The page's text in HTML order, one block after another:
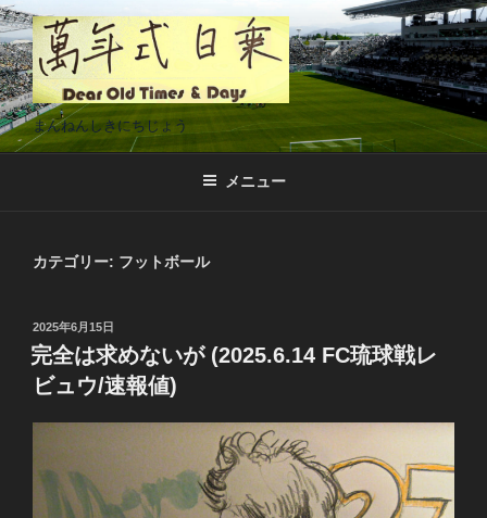
コ
ン
テ
ン
ツ
へ
まんねんしきにちじょう
メニュー
カテゴリー: フットボール
投
稿
日:
2025年6月15日
完全は求めないが (2025.6.14 FC琉球戦レ
ビュウ/速報値)